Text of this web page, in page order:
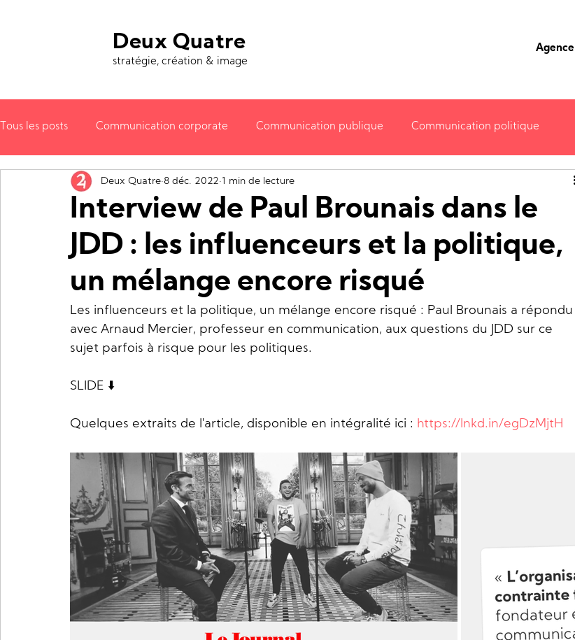
Deux Quatre
stratégie, création & image
Agence
Tous les posts Communication corporate Communication publique Communication politique
Cabinets d'avocats Communication audiovisuelle
Affaires publiques Presse
Interview de Paul Brounais dans le
JDD : les influenceurs et la politique,
un mélange encore risqué
Deux Quatre 8 déc. 2022 1 min de lecture
Les influenceurs et la politique, un mélange encore risqué : Paul Brounais a répondu
avec Arnaud Mercier, professeur en communication, aux questions du JDD sur ce
sujet parfois à risque pour les politiques.
SLIDE ⬇️
Quelques extraits de l'article, disponible en intégralité ici : https://lnkd.in/egDzMjtH